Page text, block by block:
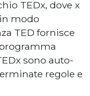
TEDx, dove x
modo
TED fornisce
sono auto-
regole e